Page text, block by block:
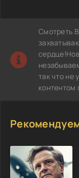
Смотреть
так что не
контентом